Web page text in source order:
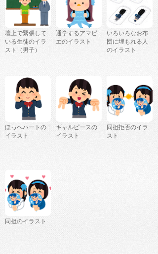
壇上で緊張して
いる生徒のイラ
スト（男子）
通学するアマビ
エのイラスト
いろいろなお布
団に埋もれる人
のイラスト
ほっぺハートの
イラスト
ギャルピースの
イラスト
同担拒否のイラ
スト
同担のイラスト